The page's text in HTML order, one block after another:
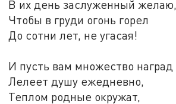
В их день заслуженный желаю,
Чтобы в груди огонь горел
До сотни лет, не угасая!
И пусть вам множество наград
Лелеет душу ежедневно,
Теплом родные окружат,